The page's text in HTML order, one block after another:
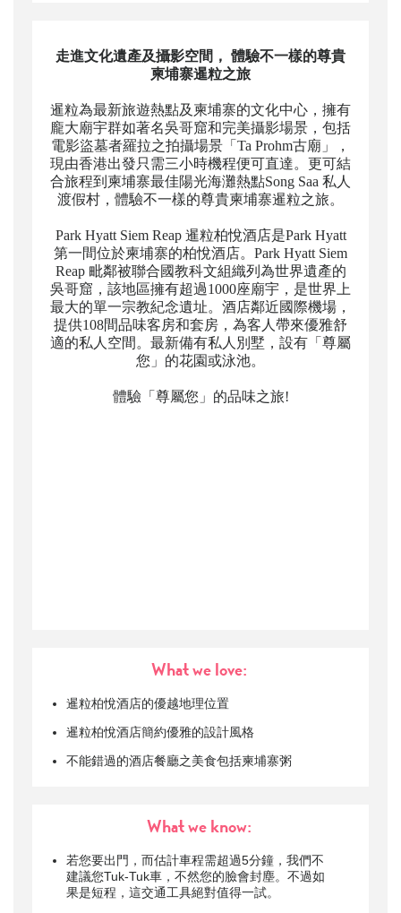
走進文化遺產及攝影空間， 體驗不一樣的尊貴
柬埔寨暹粒之旅
暹粒為最新旅遊熱點及柬埔寨的文化中心，擁有
龐大廟宇群如著名吳哥窟和完美攝影場景，包括
電影盜墓者羅拉之拍攝場景「Ta Prohm古廟」，
現由香港出發只需三小時機程便可直達。更可結
合旅程到柬埔寨最佳陽光海灘熱點Song Saa 私人
渡假村，體驗不一樣的尊貴柬埔寨暹粒之旅。
Park Hyatt Siem Reap 暹粒柏悅酒店是Park Hyatt
第一間位於柬埔寨的柏悅酒店。Park Hyatt Siem
Reap 毗鄰被聯合國教科文組織列為世界遺產的
吳哥窟，該地區擁有超過1000座廟宇，是世界上
最大的單一宗教紀念遺址。酒店鄰近國際機場，
提供108間品味客房和套房，為客人帶來優雅舒
適的私人空間。最新備有私人別墅，設有「尊屬
您」的花園或泳池。
體驗「尊屬您」的品味之旅!
What we love:
暹粒柏悅酒店的優越地理位置
暹粒柏悅酒店簡約優雅的設計風格
不能錯過的酒店餐廳之美食包括柬埔寨粥
What we know:
若您要出門，而估計車程需超過5分鐘，我們不
建議您Tuk-Tuk車，不然您的臉會封塵。不過如
果是短程，這交通工具絕對值得一試。